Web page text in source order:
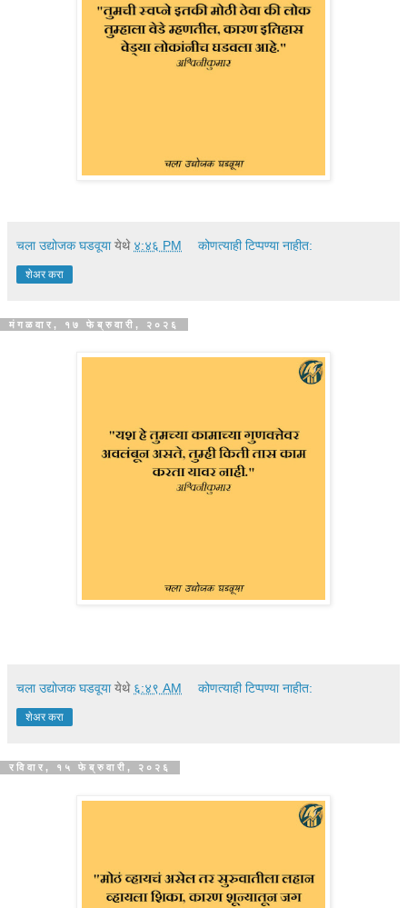
चला उद्योजक घडवूया येथे ४:४६ PM कोणत्याही टिप्पण्‍या नाहीत:
शेअर करा
मंगळवार, १७ फेब्रुवारी, २०२६
चला उद्योजक घडवूया येथे ६:४९ AM कोणत्याही टिप्पण्‍या नाहीत:
शेअर करा
रविवार, १५ फेब्रुवारी, २०२६